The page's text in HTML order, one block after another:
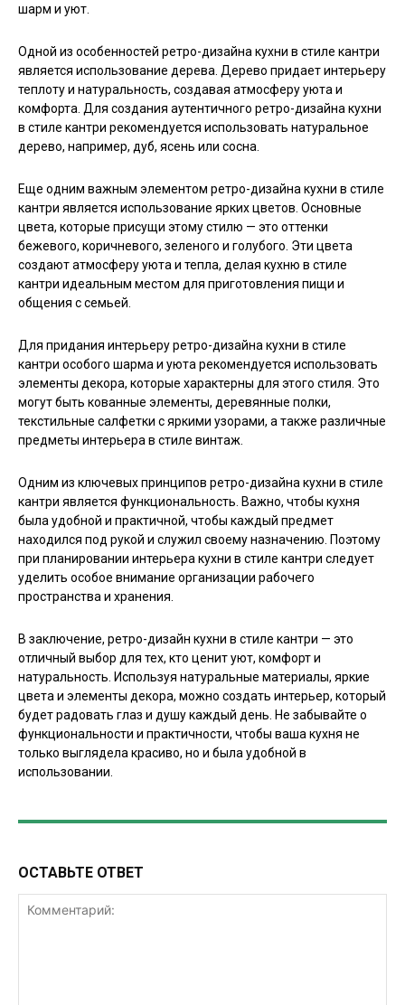
шарм и уют.
Одной из особенностей ретро-дизайна кухни в стиле кантри
является использование дерева. Дерево придает интерьеру
теплоту и натуральность, создавая атмосферу уюта и
комфорта. Для создания аутентичного ретро-дизайна кухни
в стиле кантри рекомендуется использовать натуральное
дерево, например, дуб, ясень или сосна.
Еще одним важным элементом ретро-дизайна кухни в стиле
кантри является использование ярких цветов. Основные
цвета, которые присущи этому стилю — это оттенки
бежевого, коричневого, зеленого и голубого. Эти цвета
создают атмосферу уюта и тепла, делая кухню в стиле
кантри идеальным местом для приготовления пищи и
общения с семьей.
Для придания интерьеру ретро-дизайна кухни в стиле
кантри особого шарма и уюта рекомендуется использовать
элементы декора, которые характерны для этого стиля. Это
могут быть кованные элементы, деревянные полки,
текстильные салфетки с яркими узорами, а также различные
предметы интерьера в стиле винтаж.
Одним из ключевых принципов ретро-дизайна кухни в стиле
кантри является функциональность. Важно, чтобы кухня
была удобной и практичной, чтобы каждый предмет
находился под рукой и служил своему назначению. Поэтому
при планировании интерьера кухни в стиле кантри следует
уделить особое внимание организации рабочего
пространства и хранения.
В заключение, ретро-дизайн кухни в стиле кантри — это
отличный выбор для тех, кто ценит уют, комфорт и
натуральность. Используя натуральные материалы, яркие
цвета и элементы декора, можно создать интерьер, который
будет радовать глаз и душу каждый день. Не забывайте о
функциональности и практичности, чтобы ваша кухня не
только выглядела красиво, но и была удобной в
использовании.
ОСТАВЬТЕ ОТВЕТ